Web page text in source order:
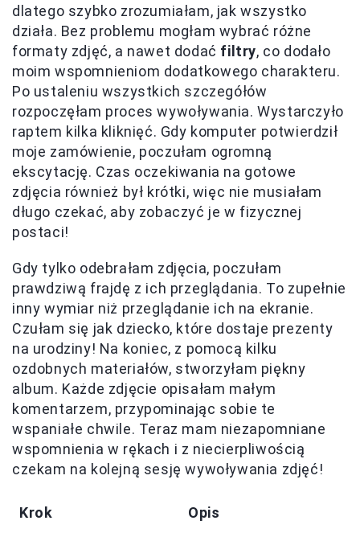
dlatego szybko zrozumiałam, jak wszystko
działa. Bez problemu mogłam wybrać różne
formaty zdjęć, a nawet dodać filtry, co dodało
moim wspomnieniom dodatkowego charakteru.
Po ustaleniu wszystkich szczegółów
rozpoczęłam proces wywoływania. Wystarczyło
raptem kilka kliknięć. Gdy komputer potwierdził
moje zamówienie, poczułam ogromną
ekscytację. Czas oczekiwania na gotowe
zdjęcia również był krótki, więc nie musiałam
długo czekać, aby zobaczyć je w fizycznej
postaci!
Gdy tylko odebrałam zdjęcia, poczułam
prawdziwą frajdę z ich przeglądania. To zupełnie
inny wymiar niż przeglądanie ich na ekranie.
Czułam się jak dziecko, które dostaje prezenty
na urodziny! Na koniec, z pomocą kilku
ozdobnych materiałów, stworzyłam piękny
album. Każde zdjęcie opisałam małym
komentarzem, przypominając sobie te
wspaniałe chwile. Teraz mam niezapomniane
wspomnienia w rękach i z niecierpliwością
czekam na kolejną sesję wywoływania zdjęć!
Krok Opis